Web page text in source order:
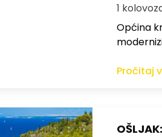
1
Općina
Pročitaj